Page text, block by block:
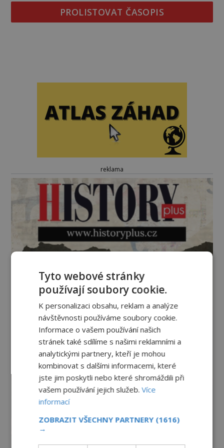
PROLISTOVAT ČASOPIS
reklama
Tyto webové stránky
používají soubory cookie.
K personalizaci obsahu, reklam a analýze
návštěvnosti používáme soubory cookie.
Informace o vašem používání našich
stránek také sdílíme s našimi reklamními a
analytickými partnery, kteří je mohou
kombinovat s dalšími informacemi, které
jste jim poskytli nebo které shromáždili při
vašem používání jejich služeb.Více
informací
ZOBRAZIT VŠECHNY PARTNERY (1616)
→